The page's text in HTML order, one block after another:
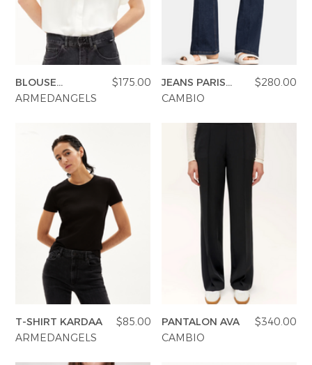
BLOUSE
LARISAANA
$175.00
ARMEDANGELS
JEANS PARIS
FLARED
$280.00
CAMBIO
T-SHIRT KARDAA
$85.00
ARMEDANGELS
PANTALON AVA
$340.00
CAMBIO